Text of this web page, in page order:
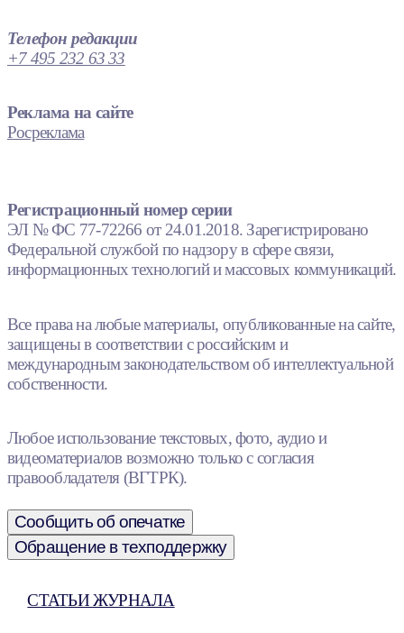
Телефон редакции
+7 495 232 63 33
Реклама на сайте
Росреклама
Регистрационный номер серии
ЭЛ № ФС 77-72266 от 24.01.2018. Зарегистрировано
Федеральной службой по надзору в сфере связи,
информационных технологий и массовых коммуникаций.
Все права на любые материалы, опубликованные на сайте,
защищены в соответствии с российским и
международным законодательством об интеллектуальной
собственности.
Любое использование текстовых, фото, аудио и
видеоматериалов возможно только с согласия
правообладателя (ВГТРК).
Сообщить об опечатке
Обращение в техподдержку
СТАТЬИ ЖУРНАЛА